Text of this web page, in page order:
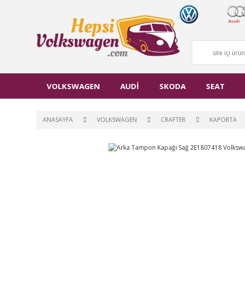
VOLKSWAGEN AUDİ SKODA SEAT
ANASAYFA VOLKSWAGEN CRAFTER KAPORTA